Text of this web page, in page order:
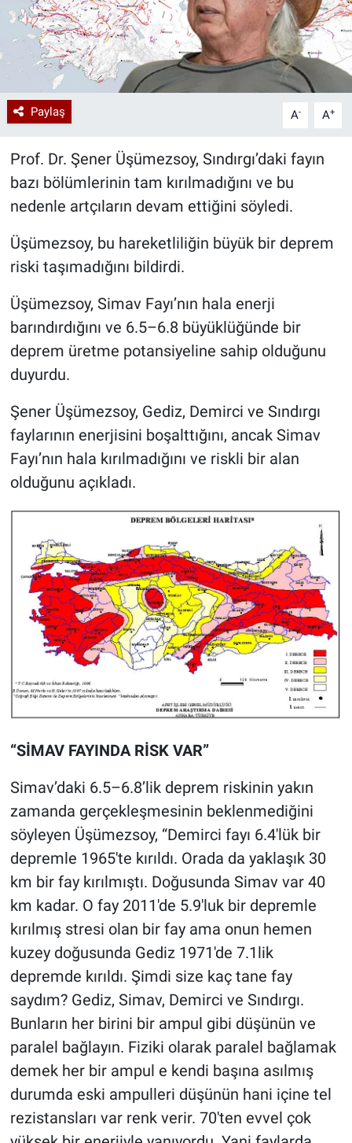
Paylaş A- A+
Prof. Dr. Şener Üşümezsoy, Sındırgı’daki fayın
bazı bölümlerinin tam kırılmadığını ve bu
nedenle artçıların devam ettiğini söyledi.
Üşümezsoy, bu hareketliliğin büyük bir deprem
riski taşımadığını bildirdi.
Üşümezsoy, Simav Fayı’nın hala enerji
barındırdığını ve 6.5–6.8 büyüklüğünde bir
deprem üretme potansiyeline sahip olduğunu
duyurdu.
Şener Üşümezsoy, Gediz, Demirci ve Sındırgı
faylarının enerjisini boşalttığını, ancak Simav
Fayı’nın hala kırılmadığını ve riskli bir alan
olduğunu açıkladı.
“SİMAV FAYINDA RİSK VAR”
Simav’daki 6.5–6.8’lik deprem riskinin yakın
zamanda gerçekleşmesinin beklenmediğini
söyleyen Üşümezsoy, “Demirci fayı 6.4'lük bir
depremle 1965'te kırıldı. Orada da yaklaşık 30
km bir fay kırılmıştı. Doğusunda Simav var 40
km kadar. O fay 2011'de 5.9'luk bir depremle
kırılmış stresi olan bir fay ama onun hemen
kuzey doğusunda Gediz 1971'de 7.1lik
depremde kırıldı. Şimdi size kaç tane fay
saydım? Gediz, Simav, Demirci ve Sındırgı.
Bunların her birini bir ampul gibi düşünün ve
paralel bağlayın. Fiziki olarak paralel bağlamak
demek her bir ampul e kendi başına asılmış
durumda eski ampulleri düşünün hani içine tel
rezistansları var renk verir. 70'ten evvel çok
Ramazan